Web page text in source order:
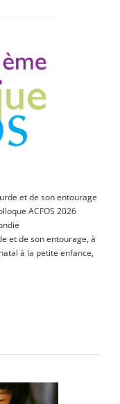
et de son entourage
ACFOS 2026
et de son entourage, à
à la petite enfance,